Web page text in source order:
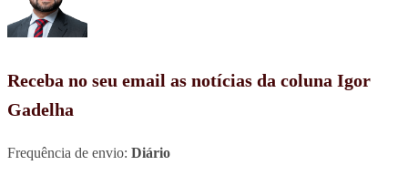
Receba no seu email as notícias da coluna Igor
Gadelha
Frequência de envio: Diário